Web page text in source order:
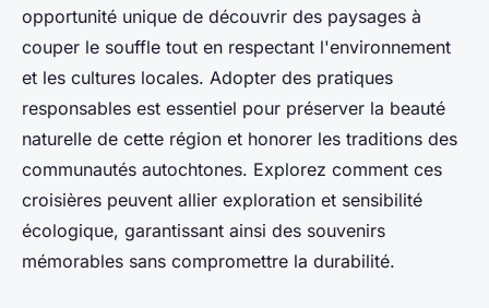
opportunité unique de découvrir des paysages à
couper le souffle tout en respectant l'environnement
et les cultures locales. Adopter des pratiques
responsables est essentiel pour préserver la beauté
naturelle de cette région et honorer les traditions des
communautés autochtones. Explorez comment ces
croisières peuvent allier exploration et sensibilité
écologique, garantissant ainsi des souvenirs
mémorables sans compromettre la durabilité.